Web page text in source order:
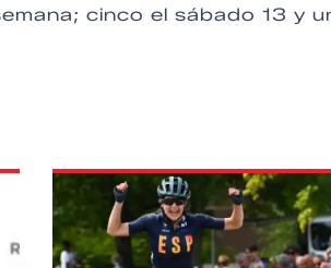
cinco el sábado 13 y